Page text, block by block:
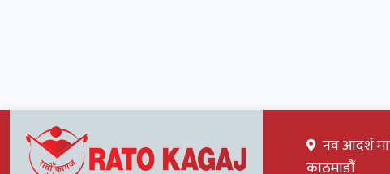
नव आदर्श
काठमाडौं